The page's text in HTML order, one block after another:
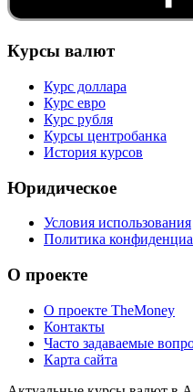
Курсы валют
Курс доллара
Курс евро
Курс рубля
Курсы центробанка
История курсов
Юридическое
Условия использования
Политика
О проекте
О проекте TheMoney
Контакты
Часто задаваемые
Карта сайта